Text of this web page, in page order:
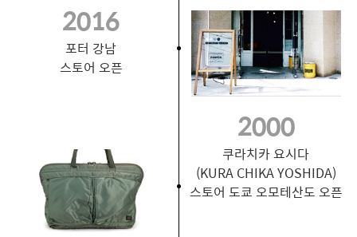
2016
포터 강남
스토어 오픈
2000
쿠라치카 요시다
(KURA CHIKA YOSHIDA)
스토어 도쿄 오모테산도 오픈